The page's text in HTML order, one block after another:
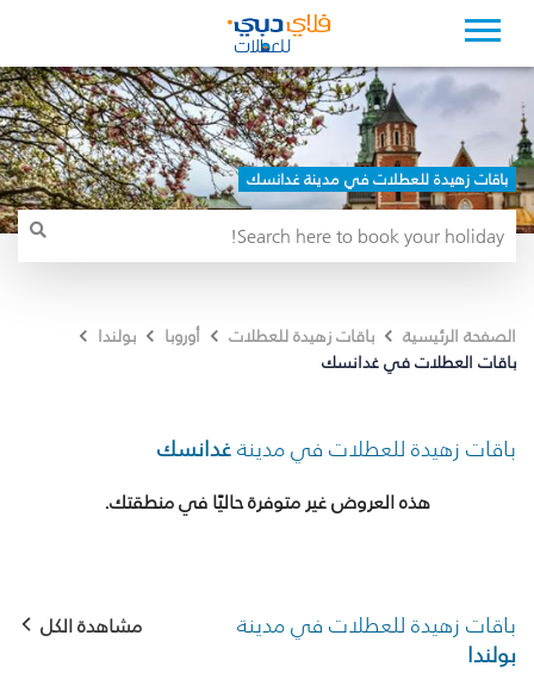
باقات زهيدة للعطلات في مدينة غدانسك
الصفحة الرئيسية باقات زهيدة للعطلات أوروبا
بولندا
باقات العطلات في غدانسك
باقات زهيدة للعطلات في مدينةغدانسك
هذه العروض غير متوفرة حاليًا في منطقتك.
باقات زهيدة للعطلات في مدينة
بولندا
مشاهدة الكل